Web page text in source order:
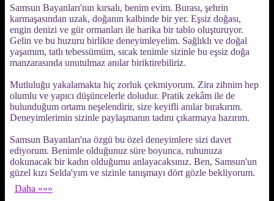
Samsun Bayanları'nın kırsalı, benim evim. Burası, şehrin
karmaşasından uzak, doğanın kalbinde bir yer. Eşsiz doğası,
engin denizi ve gür ormanları ile harika bir tablo oluşturuyor.
Gelin ve bu huzuru birlikte deneyimleyelim. Sağlıklı ve doğal
yaşamım, tatlı tebessümüm, sıcak tenimle sizinle bu eşsiz doğa
manzarasında unutulmaz anılar biriktirebiliriz.
Mutluluğu yakalamakta hiç zorluk çekmiyorum. Zira zihnim hep
olumlu ve yapıcı düşüncelerle doludur. Pratik zekâm ile de
bulunduğum ortamı neşelendirir, size keyifli anılar bırakırım.
Deneyimlerimin sizinle paylaşmanın tadını çıkarmaya hazırım.
Samsun Bayanları'na özgü bu özel deneyimlere sizi davet
ediyorum. Benimle olduğunuz süre boyunca, ruhunuza
dokunacak bir kadın olduğumu anlayacaksınız. Ben, Samsun'un
güzel kızı Selda'yım ve sizinle tanışmayı dört gözle bekliyorum.
Daha »»»